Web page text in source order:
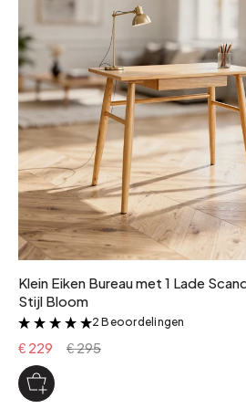
gedetailleerd materiaal
Met walnoot gebeitst massief
tarwegras tatamigedeelte
aantal pakketten
1
aantal deuren
2
pakketgewicht
57 kg
Klein Eiken Bureau met 1 Lade
Stijl Bloom
&
2 Beoordelingen
€ 229 € 295